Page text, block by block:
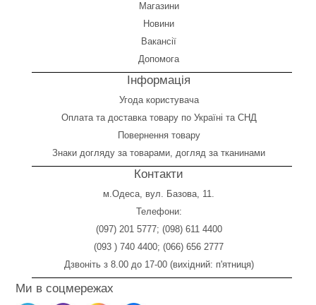
Магазини
Новини
Вакансії
Допомога
Інформація
Угода користувача
Оплата та доставка товару по Україні та СНД
Повернення товару
Знаки догляду за товарами, догляд за тканинами
Контакти
м.Одеса, вул. Базова, 11.
Телефони:
(097) 201 5777; (098) 611 4400
(093 ) 740 4400; (066) 656 2777
Дзвоніть з 8.00 до 17-00 (вихідний: п'ятниця)
Ми в соцмережах